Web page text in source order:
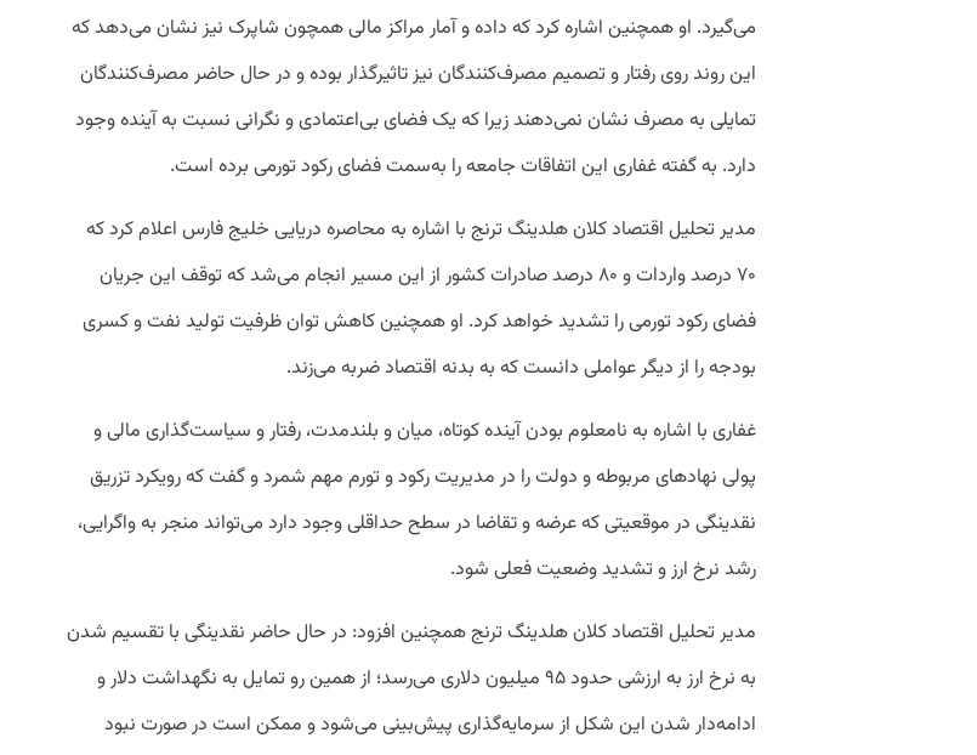
می‌گیرد. او همچنین اشاره کرد که داده و آمار مراکز مالی همچون شاپرک نیز نشان می‌دهد که
این روند روی رفتار و تصمیم مصرف‌کنندگان نیز تاثیرگذار بوده و در حال حاضر مصرف‌کنندگان
تمایلی به مصرف نشان نمی‌دهند زیرا که یک فضای بی‌اعتمادی و نگرانی نسبت به آینده وجود
دارد. به گفته غفاری این اتفاقات جامعه را به‌سمت فضای رکود تورمی برده است.
مدیر تحلیل اقتصاد کلان هلدینگ ترنج با اشاره به محاصره دریایی خلیج فارس اعلام کرد که
۷۰ درصد واردات و ۸۰ درصد صادرات کشور از این مسیر انجام می‌شد که توقف این جریان
فضای رکود تورمی را تشدید خواهد کرد. او همچنین کاهش توان ظرفیت تولید نفت و کسری
بودجه را از دیگر عواملی دانست که به بدنه اقتصاد ضربه می‌زند.
غفاری با اشاره به نامعلوم بودن آینده کوتاه، میان و بلندمدت، رفتار و سیاست‌گذاری مالی و
پولی نهادهای مربوطه و دولت را در مدیریت رکود و تورم مهم شمرد و گفت که رویکرد تزریق
نقدینگی در موقعیتی که عرضه و تقاضا در سطح حداقلی وجود دارد می‌تواند منجر به واگرایی،
رشد نرخ ارز و تشدید وضعیت فعلی شود.
مدیر تحلیل اقتصاد کلان هلدینگ ترنج همچنین افزود: در حال حاضر نقدینگی با تقسیم شدن
به نرخ ارز به ارزشی حدود ۹۵ میلیون دلاری می‌رسد؛ از همین رو تمایل به نگهداشت دلار و
ادامه‌دار شدن این شکل از سرمایه‌گذاری پیش‌بینی می‌شود و ممکن است در صورت نبود